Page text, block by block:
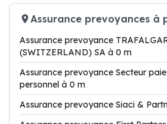
Assurance prevoyances à
Assurance prevoyance
(SWITZERLAND) SA à 0 m
Assurance prevoyance Secteur
personnel à 0 m
Assurance prevoyance Siaci &